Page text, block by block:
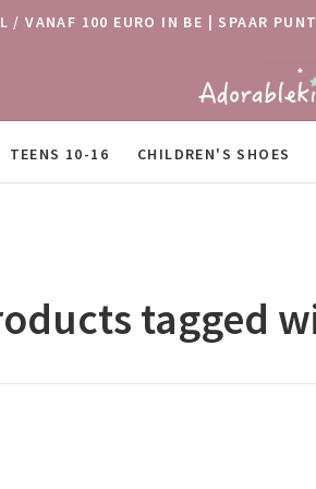
/ VANAF 100 EURO IN BE | SPAAR
TEENS 10-16 CHILDREN'S SHOES
tagged